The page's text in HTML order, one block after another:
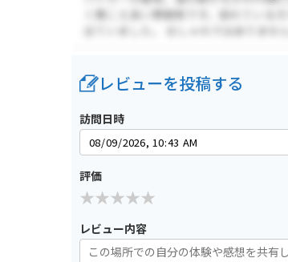
レビューを投稿する
訪問日時
評価
レビュー内容